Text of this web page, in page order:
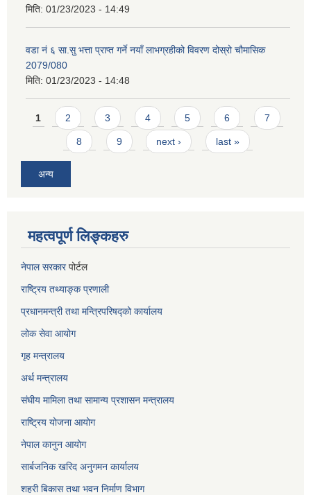
मिति: 01/23/2023 - 14:49
वडा नं ६ सा.सु भत्ता प्राप्त गर्ने नयाँ लाभग्रहीको विवरण दोस्रो चौमासिक
2079/080
मिति: 01/23/2023 - 14:48
Pages
1 2 3 4 5 6 7
8 9 next › last »
अन्य
महत्वपूर्ण लिङ्कहरु
नेपाल सरकारपोर्टल
राष्ट्रिय तथ्याङ्क प्रणाली
प्रधानमन्त्री तथा मन्त्रिपरिषद्को कार्यालय
लोक सेवाआयोग
गृह मन्त्रालय
अर्थ मन्त्रालय
संघीय मामिला तथा सामान्य प्रशासन मन्त्रालय
राष्ट्रिय योजना आयोग
नेपाल कानुन आयोग
सार्बजनिक खरिद अनुगमन कार्यालय
शहरी बिकास तथा भवन निर्माण विभाग